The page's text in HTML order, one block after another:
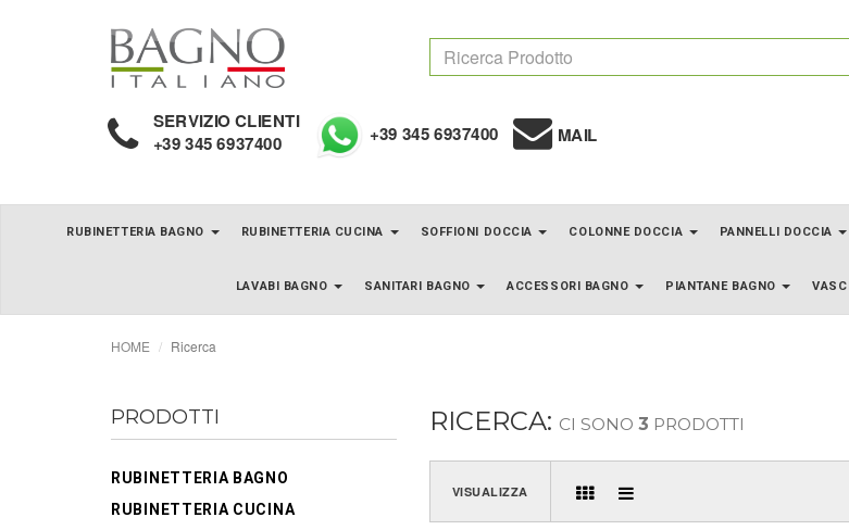
SERVIZIO CLIENTI
+39 345 6937400 +39 345 6937400 MAIL
RUBINETTERIA BAGNO RUBINETTERIA CUCINA SOFFIONI DOCCIA COLONNE DOCCIA PANNELLI DOCCIA
LAVABI BAGNO SANITARI BAGNO ACCESSORI BAGNO PIANTANE BAGNO
HOME Ricerca
PRODOTTI
RUBINETTERIA BAGNO
RUBINETTERIA CUCINA
RICERCA: CI SONO 3 PRODOTTI
VISUALIZZA